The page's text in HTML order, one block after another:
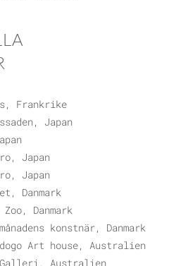
Frankrike
Japan
Japan
Japan
Danmark
Danmark
konstnär, Danmark
Art house, Australien
Galleri, Australien